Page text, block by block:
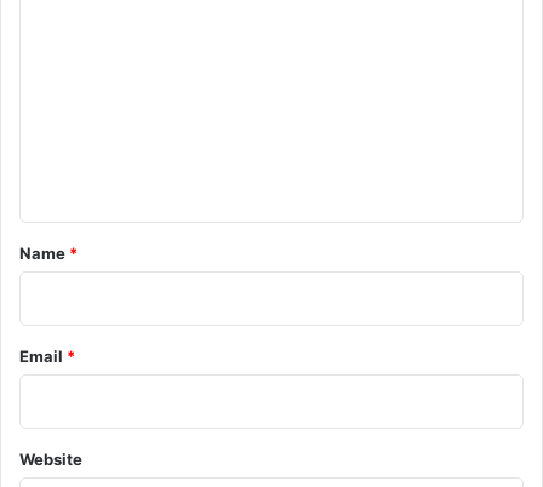
*
Name *
Email *
Website